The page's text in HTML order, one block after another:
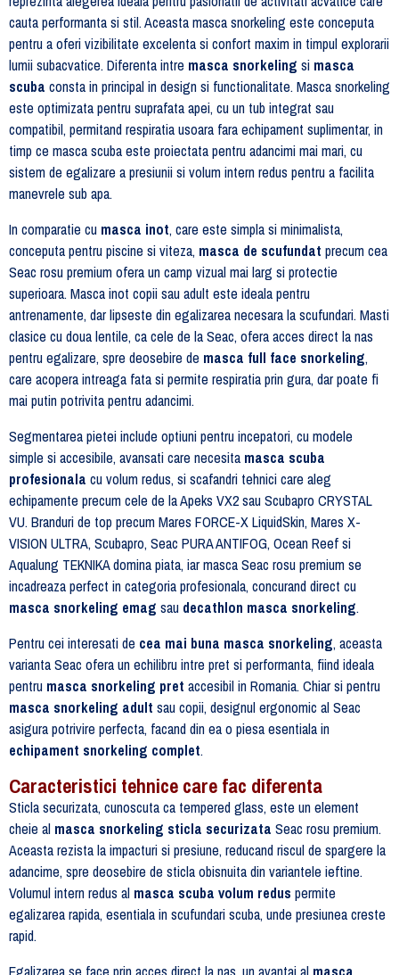
cauta performanta si stil. Aceasta masca snorkeling este conceputa
pentru a oferi vizibilitate excelenta si confort maxim in timpul explorarii
lumii subacvatice. Diferenta intre masca snorkeling si masca
scuba consta in principal in design si functionalitate. Masca snorkeling
este optimizata pentru suprafata apei, cu un tub integrat sau
compatibil, permitand respiratia usoara fara echipament suplimentar, in
timp ce masca scuba este proiectata pentru adancimi mai mari, cu
sistem de egalizare a presiunii si volum intern redus pentru a facilita
manevrele sub apa.
In comparatie cu masca inot, care este simpla si minimalista,
conceputa pentru piscine si viteza, masca de scufundat precum cea
Seac rosu premium ofera un camp vizual mai larg si protectie
superioara. Masca inot copii sau adult este ideala pentru
antrenamente, dar lipseste din egalizarea necesara la scufundari. Masti
clasice cu doua lentile, ca cele de la Seac, ofera acces direct la nas
pentru egalizare, spre deosebire de masca full face snorkeling,
care acopera intreaga fata si permite respiratia prin gura, dar poate fi
mai putin potrivita pentru adancimi.
Segmentarea pietei include optiuni pentru incepatori, cu modele
simple si accesibile, avansati care necesita masca scuba
profesionala cu volum redus, si scafandri tehnici care aleg
echipamente precum cele de la Apeks VX2 sau Scubapro CRYSTAL
VU. Branduri de top precum Mares FORCE-X LiquidSkin, Mares X-
VISION ULTRA, Scubapro, Seac PURA ANTIFOG, Ocean Reef si
Aqualung TEKNIKA domina piata, iar masca Seac rosu premium se
incadreaza perfect in categoria profesionala, concurand direct cu
masca snorkeling emag sau decathlon masca snorkeling.
Pentru cei interesati de cea mai buna masca snorkeling, aceasta
varianta Seac ofera un echilibru intre pret si performanta, fiind ideala
pentru masca snorkeling pret accesibil in Romania. Chiar si pentru
masca snorkeling adult sau copii, designul ergonomic al Seac
asigura potrivire perfecta, facand din ea o piesa esentiala in
echipament snorkeling complet.
Caracteristici tehnice care fac diferenta
Sticla securizata, cunoscuta ca tempered glass, este un element
cheie al masca snorkeling sticla securizata Seac rosu premium.
Aceasta rezista la impacturi si presiune, reducand riscul de spargere la
adancime, spre deosebire de sticla obisnuita din variantele ieftine.
Volumul intern redus al masca scuba volum redus permite
egalizarea rapida, esentiala in scufundari scuba, unde presiunea creste
rapid.